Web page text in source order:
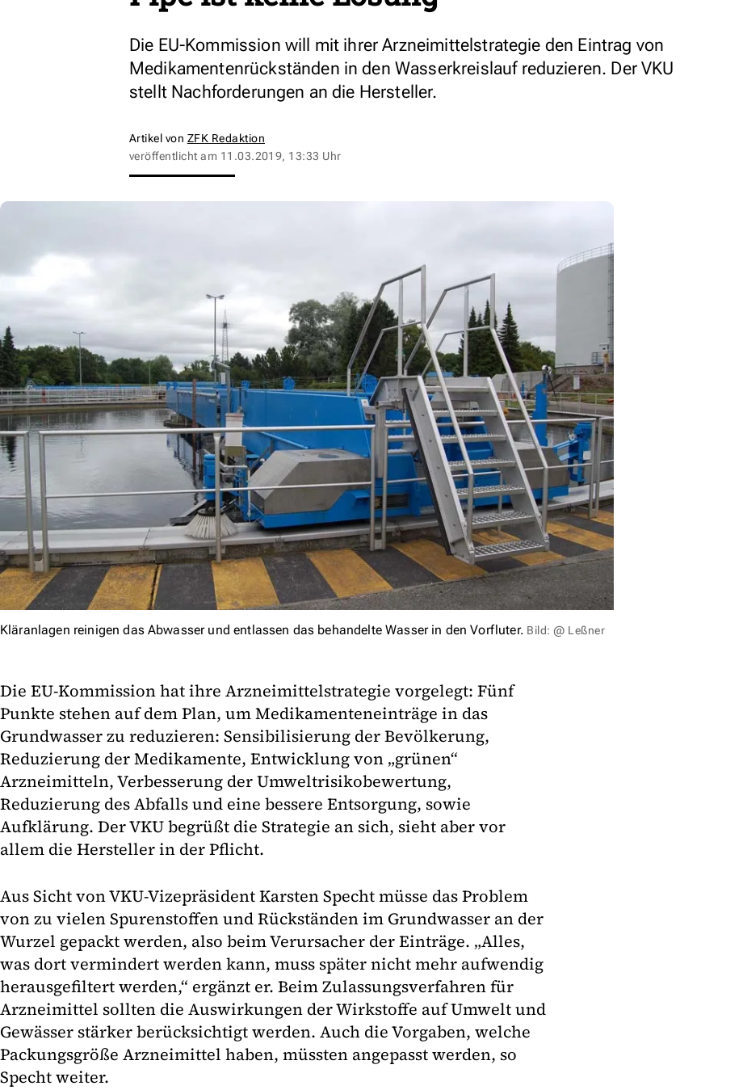
Die EU-Kommission will mit ihrer Arzneimittelstrategie den Eintrag von
Medikamentenrückständen in den Wasserkreislauf reduzieren. Der VKU
stellt Nachforderungen an die Hersteller.
Artikel von ZFK Redaktion
veröffentlicht am 11.03.2019, 13:33 Uhr
Kläranlagen reinigen das Abwasser und entlassen das behandelte Wasser in den Vorfluter. Bild: @ Leßner
Die EU-Kommission hat ihre Arzneimittelstrategie vorgelegt: Fünf
Punkte stehen auf dem Plan, um Medikamenteneinträge in das
Grundwasser zu reduzieren: Sensibilisierung der Bevölkerung,
Reduzierung der Medikamente, Entwicklung von „grünen“
Arzneimitteln, Verbesserung der Umweltrisikobewertung,
Reduzierung des Abfalls und eine bessere Entsorgung, sowie
Aufklärung. Der VKU begrüßt die Strategie an sich, sieht aber vor
allem die Hersteller in der Pflicht.
Aus Sicht von VKU-Vizepräsident Karsten Specht müsse das Problem
von zu vielen Spurenstoffen und Rückständen im Grundwasser an der
Wurzel gepackt werden, also beim Verursacher der Einträge. „Alles,
was dort vermindert werden kann, muss später nicht mehr aufwendig
herausgefiltert werden,“ ergänzt er. Beim Zulassungsverfahren für
Arzneimittel sollten die Auswirkungen der Wirkstoffe auf Umwelt und
Gewässer stärker berücksichtigt werden. Auch die Vorgaben, welche
Packungsgröße Arzneimittel haben, müssten angepasst werden, so
Specht weiter.